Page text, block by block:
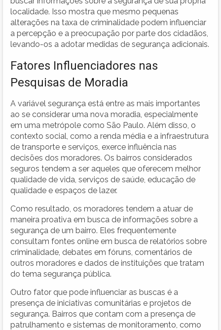
localidade. Isso mostra que mesmo pequenas
alterações na taxa de criminalidade podem influenciar
a percepção e a preocupação por parte dos cidadãos,
levando-os a adotar medidas de segurança adicionais.
Fatores Influenciadores nas
Pesquisas de Moradia
A variável segurança está entre as mais importantes
ao se considerar uma nova moradia, especialmente
em uma metrópole como São Paulo. Além disso, o
contexto social, como a renda média e a infraestrutura
de transporte e serviços, exerce influência nas
decisões dos moradores. Os bairros considerados
seguros tendem a ser aqueles que oferecem melhor
qualidade de vida, serviços de saúde, educação de
qualidade e espaços de lazer.
Como resultado, os moradores tendem a atuar de
maneira proativa em busca de informações sobre a
segurança de um bairro. Eles frequentemente
consultam fontes online em busca de relatórios sobre
criminalidade, debates em fóruns, comentários de
outros moradores e dados de instituições que tratam
do tema segurança pública.
Outro fator que pode influenciar as buscas é a
presença de iniciativas comunitárias e projetos de
segurança. Bairros que contam com a presença de
patrulhamento e sistemas de monitoramento, como